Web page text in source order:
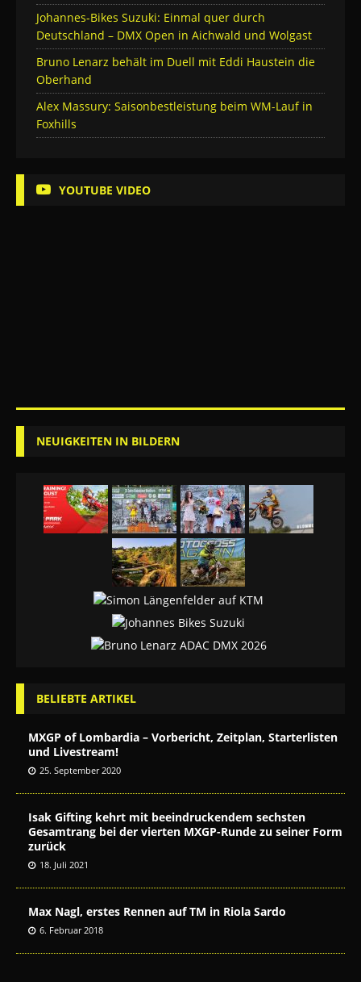
Johannes-Bikes Suzuki: Einmal quer durch
Deutschland – DMX Open in Aichwald und Wolgast
Bruno Lenarz behält im Duell mit Eddi Haustein die
Oberhand
Alex Massury: Saisonbestleistung beim WM-Lauf in
Foxhills
YOUTUBE VIDEO
NEUIGKEITEN IN BILDERN
BELIEBTE ARTIKEL
MXGP of Lombardia – Vorbericht, Zeitplan, Starterlisten
und Livestream!
25. September 2020
Isak Gifting kehrt mit beeindruckendem sechsten
Gesamtrang bei der vierten MXGP-Runde zu seiner Form
zurück
18. Juli 2021
Max Nagl, erstes Rennen auf TM in Riola Sardo
6. Februar 2018